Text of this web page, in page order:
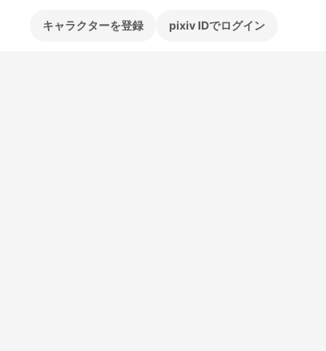
キャラクターを登録 pixiv IDでログイン